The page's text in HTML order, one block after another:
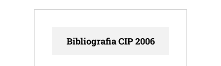
Bibliografia CIP 2006